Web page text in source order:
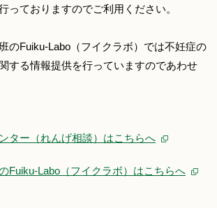
っておりますのでご利用ください。
のFuiku-Labo（フイクラボ）では不妊症の
する情報提供を行っていますのであわせ
ター（れんげ相談）はこちらへ
Fuiku-Labo（フイクラボ）はこちらへ